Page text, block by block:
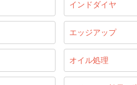
インドダイヤ
エッジアップ
オイル処理